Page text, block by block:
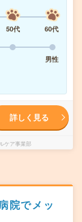
50代
60代
男性
詳しく見る
ケア事業部
院でメッ